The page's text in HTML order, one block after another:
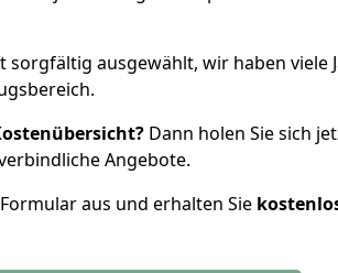
sorgfältig ausgewählt, wir haben viele
Dann holen Sie sich
Angebote.
aus und erhalten Sie